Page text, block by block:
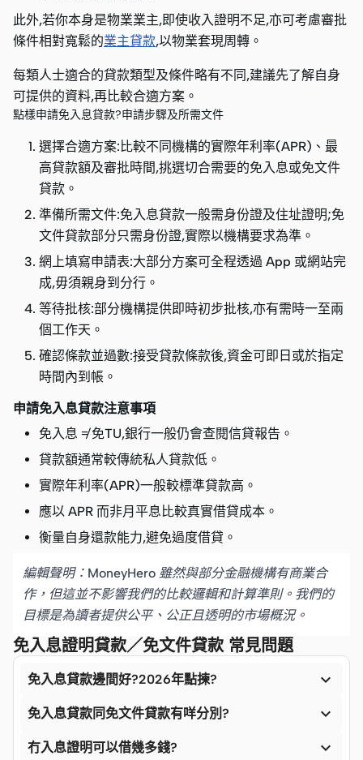
此外,若你本身是物業業主,即使收入證明不足,亦可考慮審批
條件相對寬鬆的業主貸款,以物業套現周轉。
每類人士適合的貸款類型及條件略有不同,建議先了解自身
可提供的資料,再比較合適方案。
點樣申請免入息貸款?申請步驟及所需文件
選擇合適方案:比較不同機構的實際年利率(APR)、最
高貸款額及審批時間,挑選切合需要的免入息或免文件
貸款。
準備所需文件:免入息貸款一般需身份證及住址證明;免
文件貸款部分只需身份證,實際以機構要求為準。
網上填寫申請表:大部分方案可全程透過 App 或網站完
成,毋須親身到分行。
等待批核:部分機構提供即時初步批核,亦有需時一至兩
個工作天。
確認條款並過數:接受貸款條款後,資金可即日或於指定
時間內到帳。
申請免入息貸款注意事項
免入息 ≠ 免TU,銀行一般仍會查閱信貸報告。
貸款額通常較傳統私人貸款低。
實際年利率(APR)一般較標準貸款高。
應以 APR 而非月平息比較真實借貸成本。
衡量自身還款能力,避免過度借貸。
編輯聲明：MoneyHero 雖然與部分金融機構有商業合
作，但這並不影響我們的比較邏輯和計算準則。我們的
目標是為讀者提供公平、公正且透明的市場概況。
免入息證明貸款／免文件貸款 常見問題
免入息貸款邊間好?2026年點揀? 
免入息貸款同免文件貸款有咩分別? 
冇入息證明可以借幾多錢? 